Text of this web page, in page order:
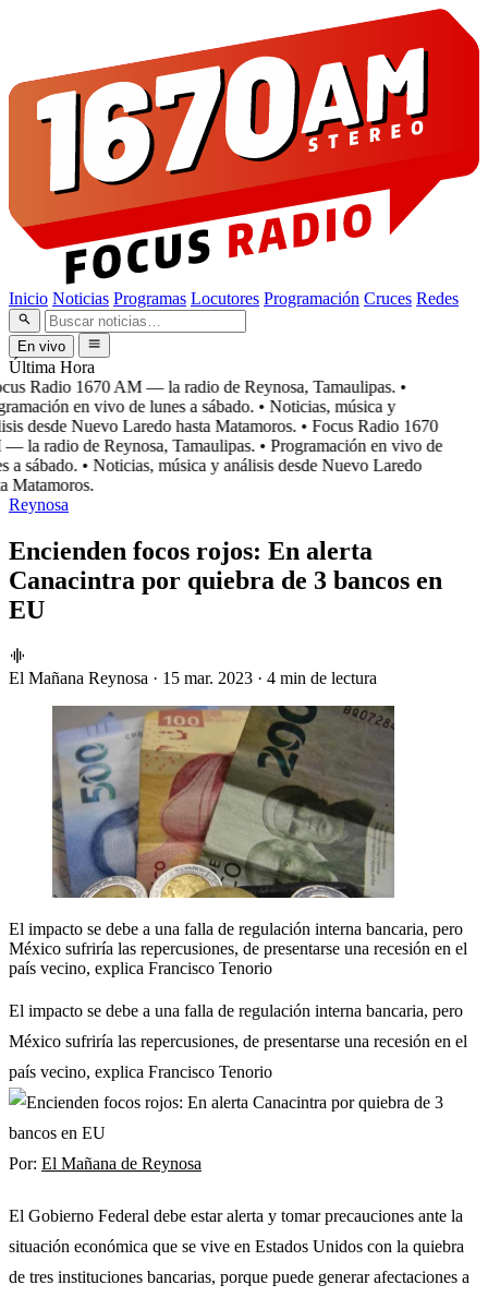
Inicio Noticias Programas Locutores Programación Cruces Redes
En vivo
Última Hora
Radio 1670 AM — la radio de Reynosa, Tamaulipas. •
en vivo de lunes a sábado. • Noticias, música y
desde Nuevo Laredo hasta Matamoros. • Focus Radio 1670
la radio de Reynosa, Tamaulipas. • Programación en vivo de
a sábado. • Noticias, música y análisis desde Nuevo Laredo
Matamoros.
Reynosa
Encienden focos rojos: En alerta
Canacintra por quiebra de 3 bancos en
EU
El Mañana Reynosa · 15 mar. 2023 · 4 min de lectura
El impacto se debe a una falla de regulación interna bancaria, pero
México sufriría las repercusiones, de presentarse una recesión en el
país vecino, explica Francisco Tenorio
El impacto se debe a una falla de regulación interna bancaria, pero
México sufriría las repercusiones, de presentarse una recesión en el
país vecino, explica Francisco Tenorio
Por: El Mañana de Reynosa
El Gobierno Federal debe estar alerta y tomar precauciones ante la
situación económica que se vive en Estados Unidos con la quiebra
de tres instituciones bancarias, porque puede generar afectaciones a